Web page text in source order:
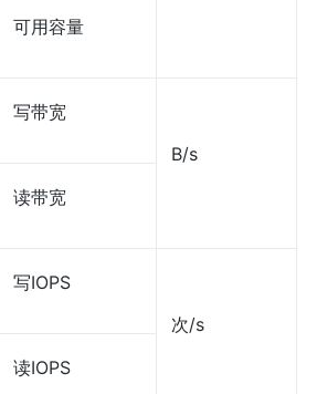
可用容量
写带宽
B/s
读带宽
写IOPS
次/s
读IOPS